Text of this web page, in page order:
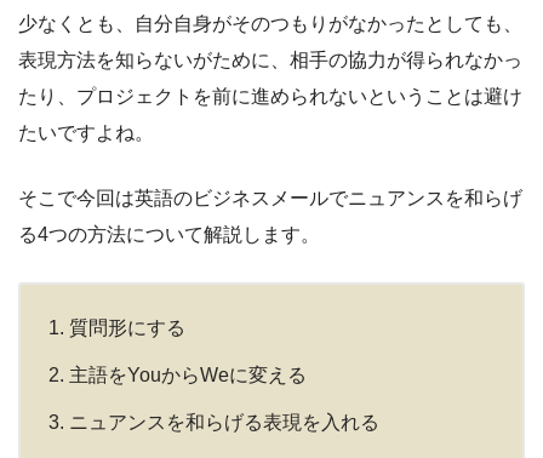
少なくとも、自分自身がそのつもりがなかったとしても、
表現方法を知らないがために、相手の協力が得られなかっ
たり、プロジェクトを前に進められないということは避け
たいですよね。
そこで今回は英語のビジネスメールでニュアンスを和らげ
る4つの方法について解説します。
質問形にする
主語をYouからWeに変える
ニュアンスを和らげる表現を入れる